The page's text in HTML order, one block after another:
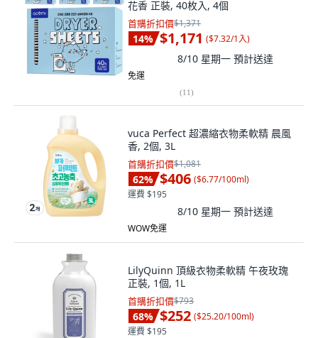
花香 正裝, 40枚入, 4個
首購折扣價$1,371
14% $1,171 ($7.32/1入)
8/10 星期一 預計送達
免運
(11)
vuca Perfect 超濃縮衣物柔軟精 晨風
香, 2個, 3L
首購折扣價$1,081
62% $406 ($6.77/100ml)
運費 $195
8/10 星期一 預計送達
WOW免運
LilyQuinn 頂級衣物柔軟精 午夜玫瑰
正裝, 1個, 1L
首購折扣價$793
68% $252 ($25.20/100ml)
運費 $195